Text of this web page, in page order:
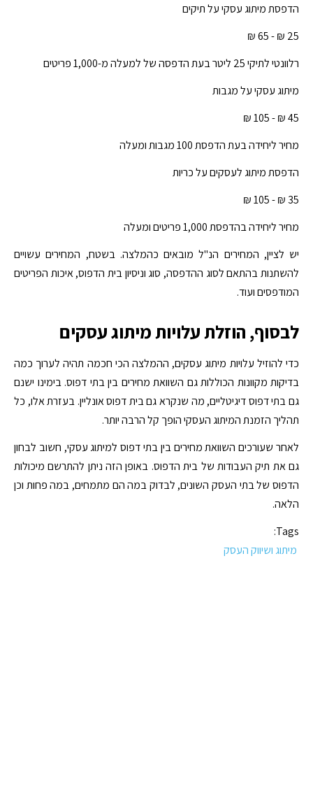
הדפסת מיתוג עסקי על תיקים
25 ₪ - 65 ₪
רלוונטי לתיקי 25 ליטר בעת הדפסה של למעלה מ-1,000 פריטים
מיתוג עסקי על מגבות
45 ₪ - 105 ₪
מחיר ליחידה בעת הדפסת 100 מגבות ומעלה
הדפסת מיתוג לעסקים על כריות
35 ₪ - 105 ₪
מחיר ליחידה בהדפסת 1,000 פריטים ומעלה
יש לציין, המחירים הנ"ל מובאים כהמלצה. בשטח, המחירים עשויים
להשתנות בהתאם לסוג ההדפסה, סוג וניסיון בית הדפוס, איכות הפריטים
המודפסים ועוד.
לבסוף, הוזלת עלויות מיתוג עסקים
כדי להוזיל עלויות מיתוג עסקים, ההמלצה הכי חכמה תהיה לערוך כמה
בדיקות מקוונות הכוללות גם השוואת מחירים בין בתי דפוס. בימינו ישנם
גם בתי דפוס דיגיטליים, מה שנקרא גם בית דפוס אונליין. בעזרת אלו, כל
תהליך הזמנת המיתוג העסקי הופך קל הרבה יותר.
לאחר שעורכים השוואת מחירים בין בתי דפוס למיתוג עסקי, חשוב לבחון
גם את תיק העבודות של בית הדפוס. באופן הזה ניתן להתרשם מיכולות
הדפוס של בתי העסק השונים, לבדוק במה הם מתמחים, במה פחות וכן
הלאה.
Tags:
מיתוג ושיווק העסק